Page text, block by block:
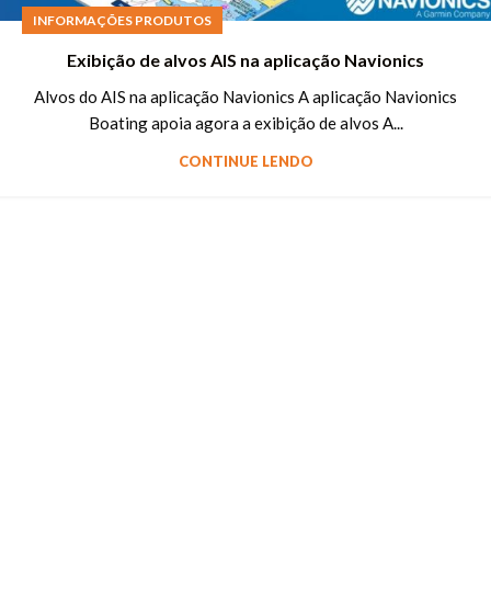
INFORMAÇÕES PRODUTOS
Exibição de alvos AIS na aplicação Navionics
Alvos do AIS na aplicação Navionics A aplicação Navionics
Boating apoia agora a exibição de alvos A...
CONTINUE LENDO